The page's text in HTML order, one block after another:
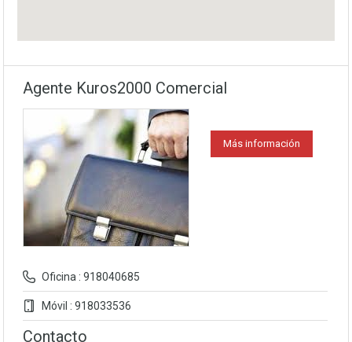
Agente Kuros2000 Comercial
Oficina : 918040685
Móvil : 918033536
Más información
Contacto